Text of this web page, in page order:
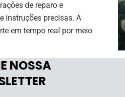
de reparo e
instruções precisas. A
em tempo real por meio
NOSSA